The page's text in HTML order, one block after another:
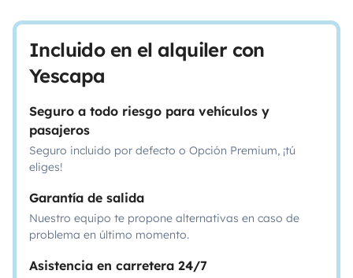
Incluido en el alquiler con
Yescapa
Seguro a todo riesgo para vehículos y
pasajeros
Seguro incluido por defecto o Opción Premium, ¡tú
eliges!
Garantía de salida
Nuestro equipo te propone alternativas en caso de
problema en último momento.
Asistencia en carretera 24/7